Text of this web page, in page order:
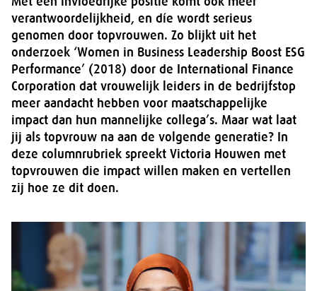
verantwoordelijkheid, en díe wordt serieus
genomen door topvrouwen. Zo blijkt uit het
onderzoek ‘Women in Business Leadership Boost ESG
Performance’ (2018) door de International Finance
Corporation dat vrouwelijk leiders in de bedrijfstop
meer aandacht hebben voor maatschappelijke
impact dan hun mannelijke collega’s. Maar wat laat
jij als topvrouw na aan de volgende generatie? In
deze columnrubriek spreekt Victoria Houwen met
topvrouwen die impact willen maken en vertellen
zij hoe ze dit doen.